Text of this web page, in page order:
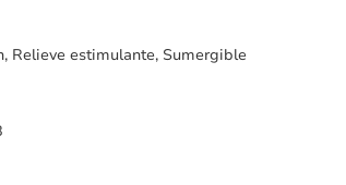
Relieve estimulante, Sumergible